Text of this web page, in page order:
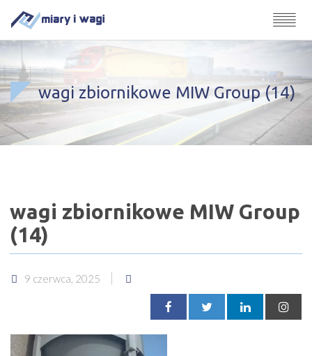
wagi zbiornikowe MIW Group (14)
wagi zbiornikowe MIW Group
(14)
9 czerwca, 2025